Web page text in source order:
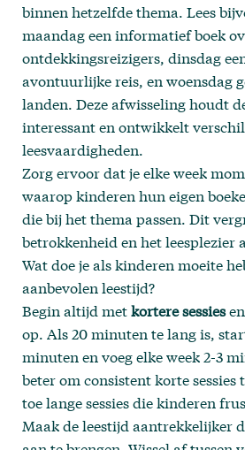
binnen hetzelfde thema. Lees
maandag een informatief boek
ontdekkingsreizigers, dinsdag
avontuurlijke reis, en woensdag
landen. Deze afwisseling houdt
interessant en ontwikkelt
leesvaardigheden.
Zorg ervoor dat je elke week
waarop kinderen hun eigen
die bij het thema passen. Dit
betrokkenheid en het leesplezier
Wat doe je als kinderen moeite
aanbevolen leestijd?
Begin altijd metkortere sessies
op. Als 20 minuten te lang is,
minuten en voeg elke week 2-3
beter om consistent korte sessies
toe lange sessies die kinderen
Maak de leestijd aantrekkelijker